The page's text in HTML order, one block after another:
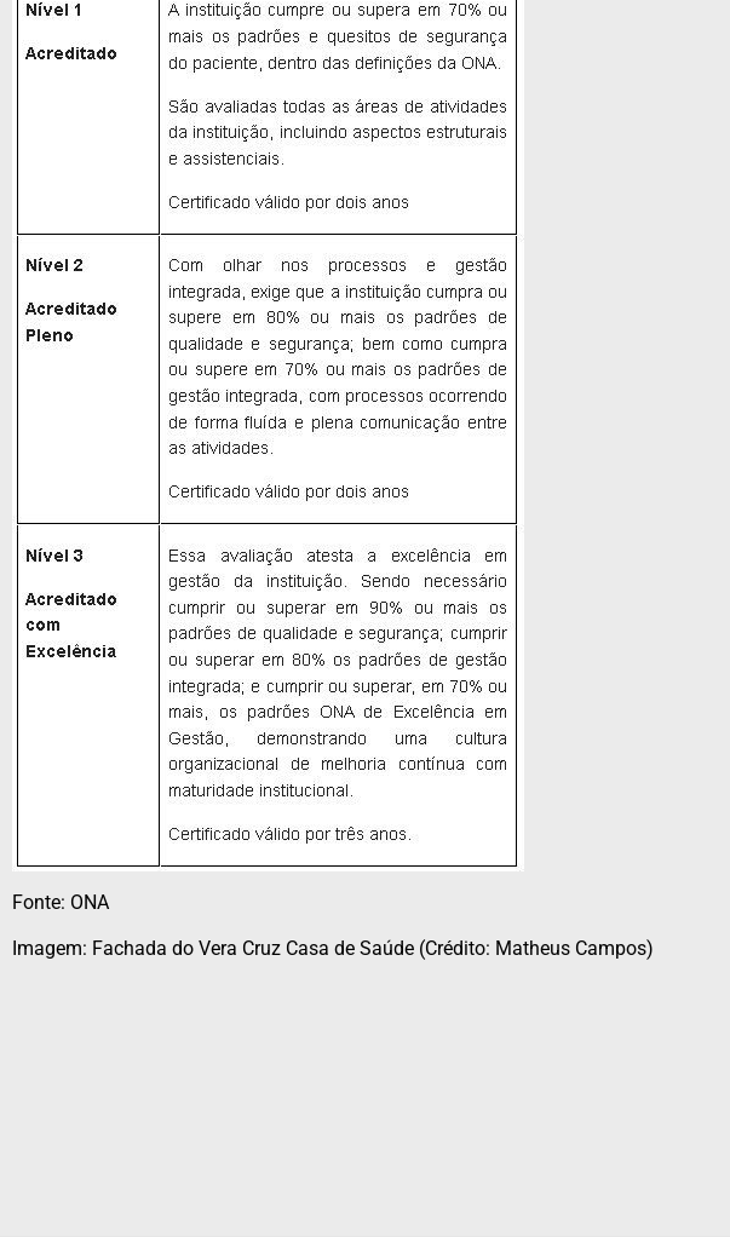
Fonte: ONA
Imagem: Fachada do Vera Cruz Casa de Saúde (Crédito: Matheus Campos)